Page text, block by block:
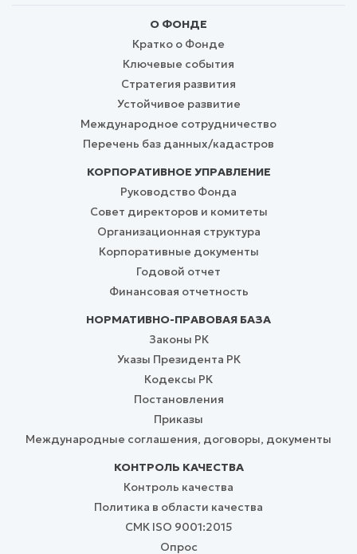
О ФОНДЕ
Кратко о Фонде
Ключевые события
Стратегия развития
Устойчивое развитие
Международное сотрудничество
Перечень баз данных/кадастров
КОРПОРАТИВНОЕ УПРАВЛЕНИЕ
Руководство Фонда
Совет директоров и комитеты
Организационная структура
Корпоративные документы
Годовой отчет
Финансовая отчетность
НОРМАТИВНО-ПРАВОВАЯ БАЗА
Законы РК
Указы Президента РК
Кодексы РК
Постановления
Приказы
Международные соглашения, договоры, документы
КОНТРОЛЬ КАЧЕСТВА
Контроль качества
Политика в области качества
СМК ISO 9001:2015
Опрос